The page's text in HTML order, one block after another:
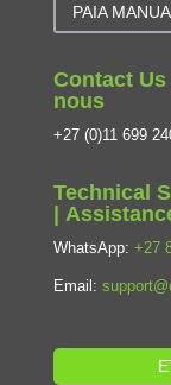
PAIA
Contact
nous
+27 (0)11 699
Technical
|
WhatsApp: +27
Email: